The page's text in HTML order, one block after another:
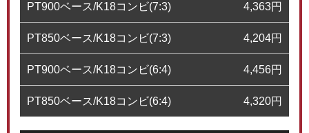
PT900ベース/K18コンビ(7:3) 4,363円
PT850ベース/K18コンビ(7:3) 4,204円
PT900ベース/K18コンビ(6:4) 4,456円
PT850ベース/K18コンビ(6:4) 4,320円